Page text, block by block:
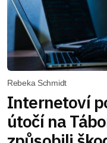
Rebeka Schmidt
Internetoví
útočí na